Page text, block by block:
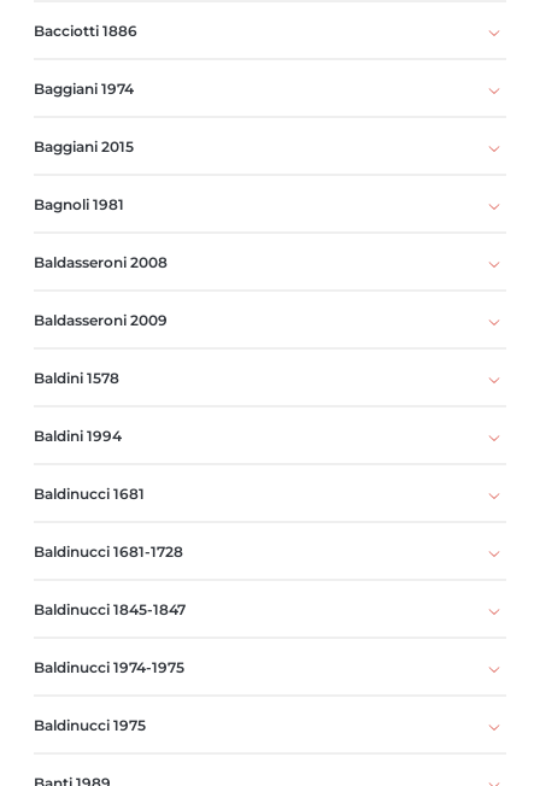
Bacciotti 1886
Baggiani 1974
Baggiani 2015
Bagnoli 1981
Baldasseroni 2008
Baldasseroni 2009
Baldini 1578
Baldini 1994
Baldinucci 1681
Baldinucci 1681-1728
Baldinucci 1845-1847
Baldinucci 1974-1975
Baldinucci 1975